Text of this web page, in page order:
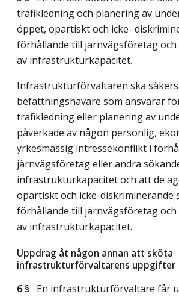
trafikledning och planering av
öppet, opartiskt och icke-
förhållande till järnvägsföretag och
av infrastrukturkapacitet.
Infrastrukturförvaltaren ska
befattningshavare som ansvarar
trafikledning eller planering av
påverkade av någon personlig,
yrkesmässig intressekonflikt i
järnvägsföretag eller andra
infrastrukturkapacitet och att de
opartiskt och icke-diskriminerande
förhållande till järnvägsföretag och
av infrastrukturkapacitet.
Uppdrag åt någon annan att sköta
infrastrukturförvaltarens uppgifter
6 § En infrastrukturförvaltare får